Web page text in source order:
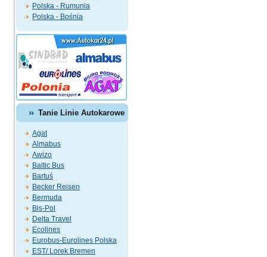
Polska - Rumunia
Polska - Bośnia
Tanie Linie Autokarowe
Agat
Almabus
Awizo
Baltic Bus
Bartuś
Becker Reisen
Bermuda
Bis-Pol
Delta Travel
Ecolines
Eurobus-Eurolines Polska
EST/ Lorek Bremen